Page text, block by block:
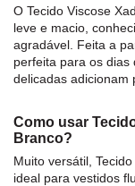
O Tecido Viscose
leve e macio,
agradável. Feita a
perfeita para os dias
delicadas adicionam
Como usar
Branco?
Muito versátil,
ideal para vestidos